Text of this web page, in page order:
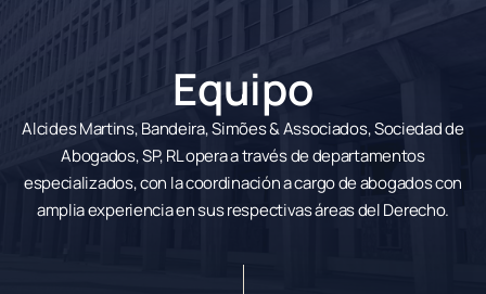
Equipo
Alcides Martins, Bandeira, Simões & Associados, Sociedad de
Abogados, SP, RL opera a través de departamentos
especializados, con la coordinación a cargo de abogados con
amplia experiencia en sus respectivas áreas del Derecho.